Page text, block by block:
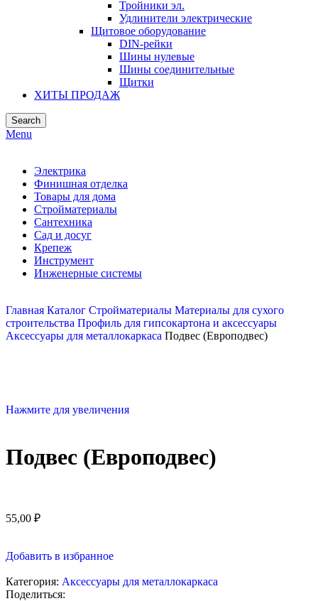
Тройники эл.
Удлинители электрические
Щитовое оборудование
DIN-рейки
Шины нулевые
Шины соединительные
Щитки
ХИТЫ ПРОДАЖ
Search
Menu
Электрика
Финишная отделка
Товары для дома
Стройматериалы
Сантехника
Сад и досуг
Крепеж
Инструмент
Инженерные системы
Главная Каталог Стройматериалы Материалы для сухого
строительства Профиль для гипсокартона и аксессуары
Аксессуары для металлокаркаса Подвес (Европодвес)
Нажмите для увеличения
Подвес (Европодвес)
55,00 ₽
Добавить в избранное
Категория: Аксессуары для металлокаркаса
Поделиться: